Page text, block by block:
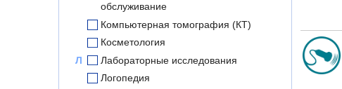
обслуживание
Компьютерная томография (КТ)
Косметология
Л
Лабораторные исследования
Логопедия